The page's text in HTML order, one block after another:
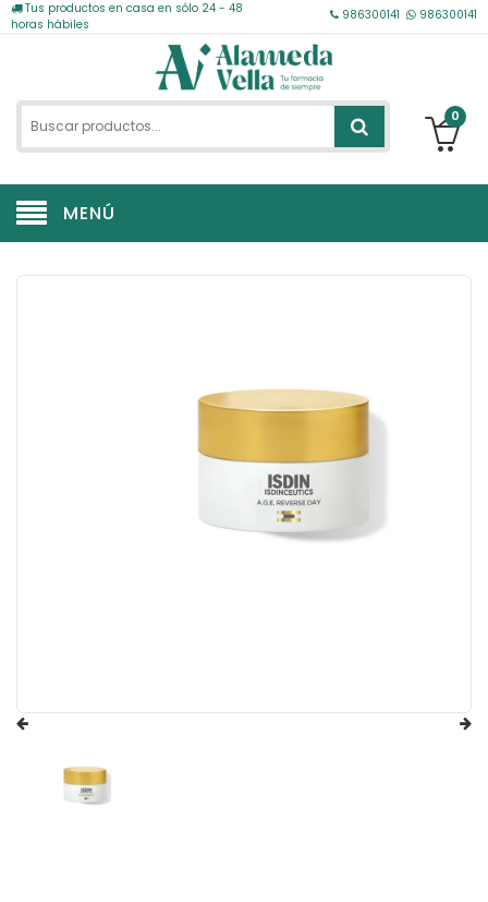
Tus productos en casa en sólo 24 - 48
horas hábiles
986300141 986300141
0
MENÚ